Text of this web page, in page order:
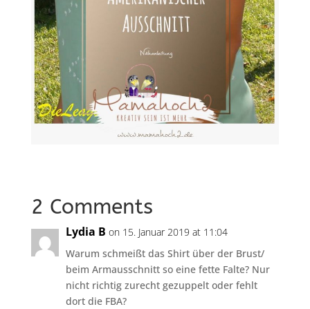
2 Comments
Lydia B on 15. Januar 2019 at 11:04
Warum schmeißt das Shirt über der Brust/
beim Armausschnitt so eine fette Falte? Nur
nicht richtig zurecht gezuppelt oder fehlt
dort die FBA?